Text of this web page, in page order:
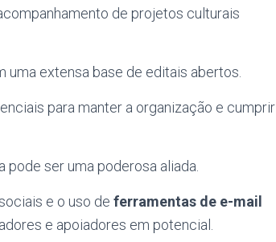
de projetos culturais
uma extensa base de editais abertos.
para manter a organização e cumprir
pode ser uma poderosa aliada.
e o uso de ferramentas de e-mail
e apoiadores em potencial.